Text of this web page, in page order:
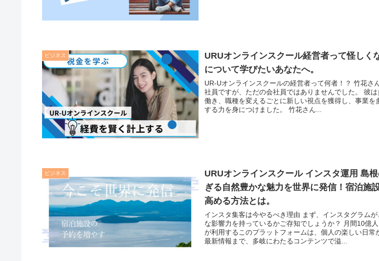
ビジネス
URUオンラインスクール経営者って怪しく
について学びたいあなたへ。
UR-Uオンラインスクールの経営者って何者！？ 竹花さ
社員ですが、ただの会社員ではありませんでした。 彼
働き、職種を変えるごとに新しい視点を獲得し、事業を
する力を身につけました。 竹花さん...
ビジネス
URUオンラインスクール インスタ運用 島
ぎる自然豊かな魅力を世界に発信！宿泊施
高める方法とは。
インスタ集客は今やるべき理由 まず、インスタグラムが
な影響力を持っているかご存知でしょうか？ 月間10億
が利用するこのプラットフォームは、個人の楽しい日常
最新情報まで、多岐にわたるコンテンツで溢...